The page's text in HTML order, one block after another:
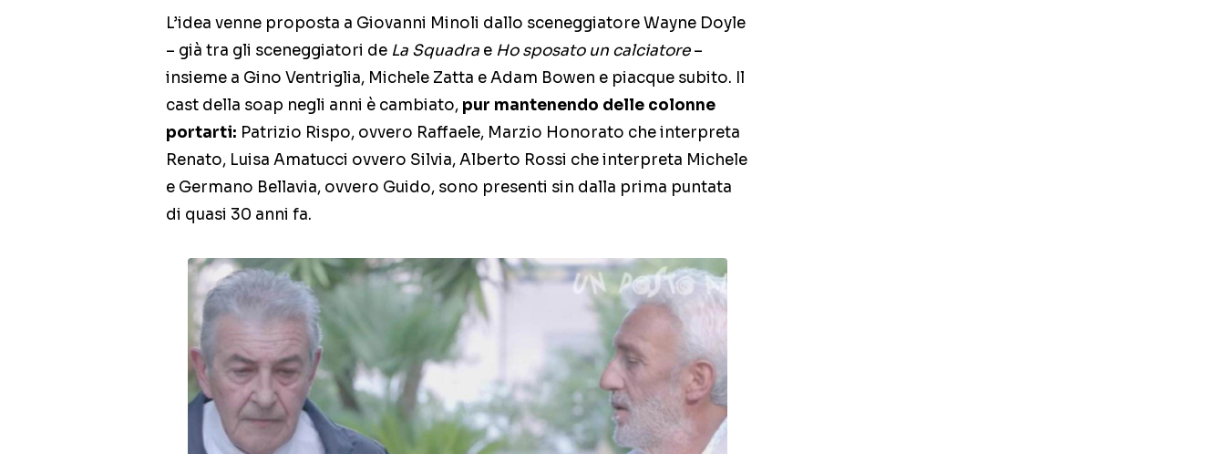
L’idea venne proposta a Giovanni Minoli dallo sceneggiatore Wayne Doyle
– già tra gli sceneggiatori de La Squadra e Ho sposato un calciatore–
insieme a Gino Ventriglia, Michele Zatta e Adam Bowen e piacque subito. Il
cast della soap negli anni è cambiato, pur mantenendo delle colonne
portarti: Patrizio Rispo, ovvero Raffaele, Marzio Honorato che interpreta
Renato, Luisa Amatucci ovvero Silvia, Alberto Rossi che interpreta Michele
e Germano Bellavia, ovvero Guido, sono presenti sin dalla prima puntata
di quasi 30 anni fa.